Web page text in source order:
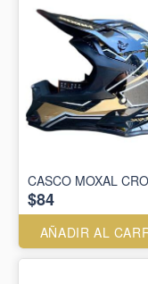
CASCO MOXAL
$84
AÑADIR AL